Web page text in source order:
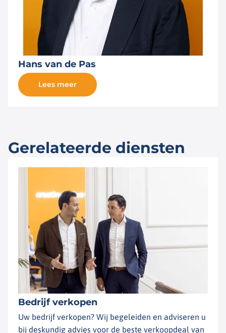
Hans van de Pas
Lees meer
Gerelateerde diensten
Bedrijf verkopen
Uw bedrijf verkopen? Wij begeleiden en adviseren u
bij deskundig advies voor de beste verkoopdeal van